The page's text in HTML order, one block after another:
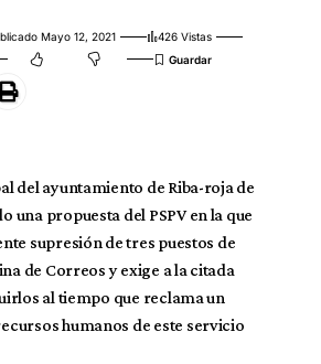
Mayo 12, 2021
426 Vistas
del ayuntamiento de Riba-roja de
una propuesta del PSPV en la que
supresión de tres puestos de
de Correos y exige a la citada
al tiempo que reclama un
humanos de este servicio